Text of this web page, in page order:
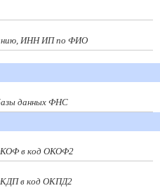
ИНН ИП по ФИО
данных ФНС
в код ОКОФ2
в код ОКПД2